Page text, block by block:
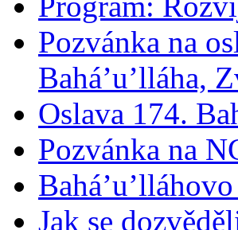
Pozvánka na
Bahá’u’lláha,
Oslava 174.
Pozvánka na
Jak se